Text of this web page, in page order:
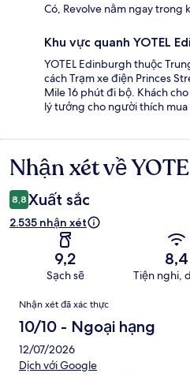
Có, Revolve nằm ngay trong
Khu vực quanh YOTEL
YOTEL Edinburgh thuộc
cách Trạm xe điện Princes
Mile 16 phút đi bộ. Khách
lý tưởng cho người thích mua
Nhận
xét
Nhận xét về
8,8 Xuất sắc
2.535 nhận xét
9,2
Sạch sẽ
8,4
Tiện nghi,
Nhận
xét
Nhận xét đã xác thực
10/10 - Ngoại hạng
12/07/2026
Dịch với Google